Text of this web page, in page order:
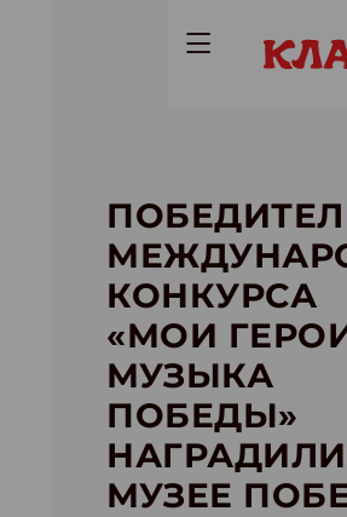
КОНКУРСА
«МОИ
МУЗЫКА
ПОБЕДЫ»
МУЗЕЕ